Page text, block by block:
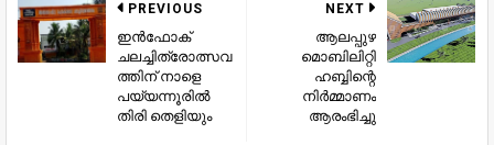
NEXT
ആലപ്പുഴ
മൊബിലിറ്റി
ഹബ്ബിന്റെ
നിർമ്മാണം
ആരംഭിച്ചു
PREVIOUS
ഇൻഫോക്
ചലച്ചിത്രോത്സവ
ത്തിന് നാളെ
പയ്യന്നൂരിൽ
തിരി തെളിയും